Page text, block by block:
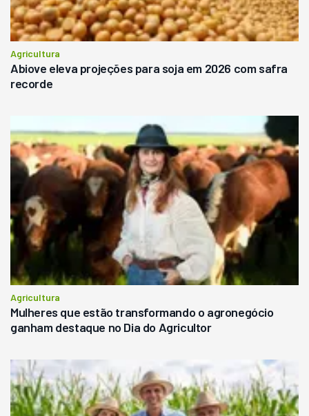
Agricultura
Abiove eleva projeções para soja em 2026 com safra
recorde
Agricultura
Mulheres que estão transformando o agronegócio
ganham destaque no Dia do Agricultor